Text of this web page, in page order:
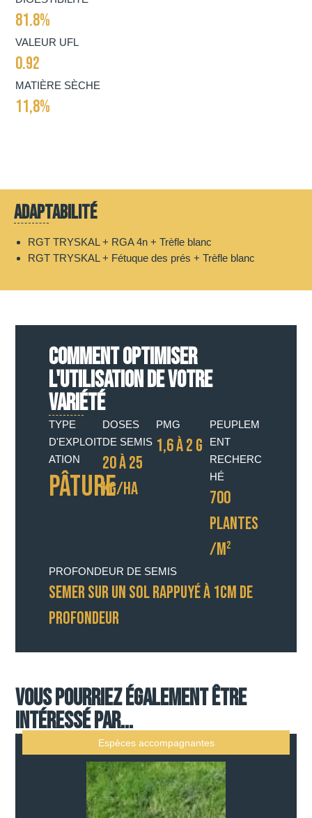
81.8%
VALEUR UFL
0.92
MATIÈRE SÈCHE
11,8%
Adaptabilité
RGT TRYSKAL + RGA 4n + Trèfle blanc
RGT TRYSKAL + Fétuque des prés + Trèfle blanc
COMMENT OPTIMISER
L'UTILISATION DE VOTRE
VARIÉTÉ
TYPE
D'EXPLOIT
ATION
Pâture
DOSES
DE SEMIS
20 À 25
KG/HA
PMG
1,6 À 2 G
PEUPLEM
ENT
RECHERC
HÉ
700
PLANTES
/M²
PROFONDEUR DE SEMIS
SEMER SUR UN SOL RAPPUYÉ À 1CM DE
PROFONDEUR
Vous pourriez également être
intéressé par...
Espèces accompagnantes